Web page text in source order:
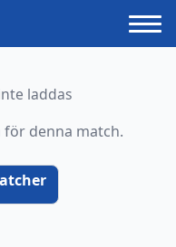
laddas
denna match.